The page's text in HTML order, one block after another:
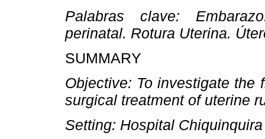
Palabras clave:
perinatal. Rotura Uterina.
SUMMARY
Objective: To investigate the
surgical treatment of uterine
Setting: Hospital